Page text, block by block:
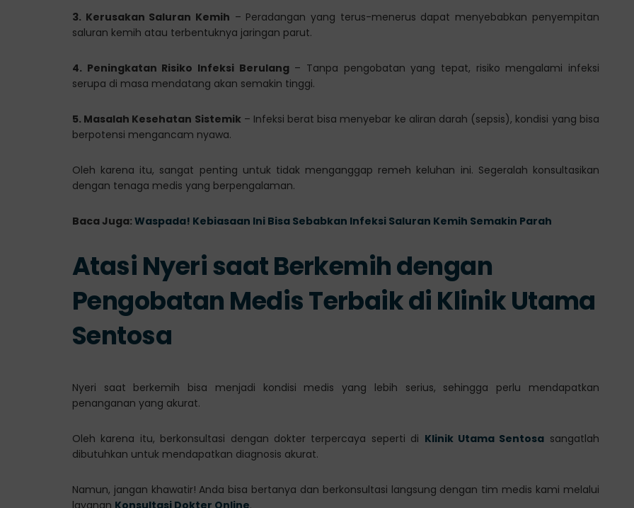
3. Kerusakan Saluran Kemih – Peradangan yang terus-menerus dapat menyebabkan penyempitan
saluran kemih atau terbentuknya jaringan parut.
4. Peningkatan Risiko Infeksi Berulang– Tanpa pengobatan yang tepat, risiko mengalami infeksi
serupa di masa mendatang akan semakin tinggi.
5. Masalah Kesehatan Sistemik – Infeksi berat bisa menyebar ke aliran darah (sepsis), kondisi yang bisa
berpotensi mengancam nyawa.
Oleh karena itu, sangat penting untuk tidak menganggap remeh keluhan ini. Segeralah konsultasikan
dengan tenaga medis yang berpengalaman.
Baca Juga: Waspada! Kebiasaan Ini Bisa Sebabkan Infeksi Saluran Kemih Semakin Parah
Atasi Nyeri saat Berkemih dengan
Pengobatan Medis Terbaik di Klinik Utama
Sentosa
Nyeri saat berkemih bisa menjadi kondisi medis yang lebih serius, sehingga perlu mendapatkan
penanganan yang akurat.
Oleh karena itu, berkonsultasi dengan dokter terpercaya seperti di Klinik Utama Sentosa sangatlah
dibutuhkan untuk mendapatkan diagnosis akurat.
Namun, jangan khawatir! Anda bisa bertanya dan berkonsultasi langsung dengan tim medis kami melalui